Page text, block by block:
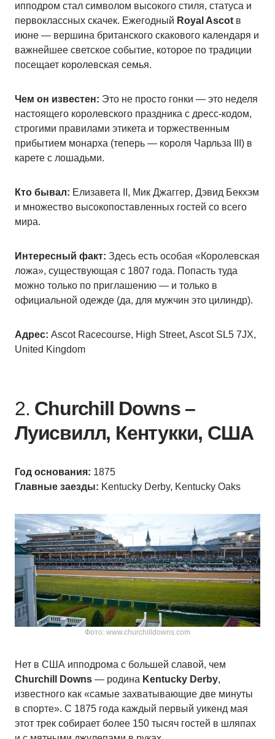
ипподром стал символом высокого стиля, статуса и
первоклассных скачек. Ежегодный Royal Ascot в
июне — вершина британского скакового календаря и
важнейшее светское событие, которое по традиции
посещает королевская семья.
Чем он известен: Это не просто гонки — это неделя
настоящего королевского праздника с дресс-кодом,
строгими правилами этикета и торжественным
прибытием монарха (теперь — короля Чарльза III) в
карете с лошадьми.
Кто бывал: Елизавета II, Мик Джаггер, Дэвид Бекхэм
и множество высокопоставленных гостей со всего
мира.
Интересный факт: Здесь есть особая «Королевская
ложа», существующая с 1807 года. Попасть туда
можно только по приглашению — и только в
официальной одежде (да, для мужчин это цилиндр).
Адрес: Ascot Racecourse, High Street, Ascot SL5 7JX,
United Kingdom
2. Churchill Downs –
Луисвилл, Кентукки, США
Год основания: 1875
Главные заезды: Kentucky Derby, Kentucky Oaks
Фото: www.churchilldowns.com
Нет в США ипподрома с большей славой, чем
Churchill Downs — родина Kentucky Derby,
известного как «самые захватывающие две минуты
в спорте». С 1875 года каждый первый уикенд мая
этот трек собирает более 150 тысяч гостей в шляпах